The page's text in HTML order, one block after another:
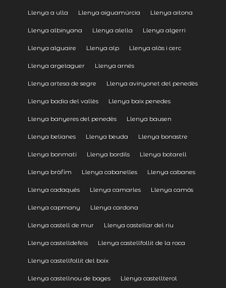
Llenya a ulla Llenya aiguamúrcia Llenya aitona
Llenya albinyana Llenya alella Llenya algerri
Llenya alguaire Llenya alp Llenya alàs i cerc
Llenya argelaguer Llenya arnés
Llenya artesa de segre Llenya avinyonet del penedès
Llenya badia del vallès Llenya baix penedes
Llenya banyeres del penedès Llenya bausen
Llenya belianes Llenya beuda Llenya bonastre
Llenya bonmati Llenya bordils Llenya botarell
Llenya bràfim Llenya cabanelles Llenya cabanes
Llenya cadaqués Llenya camarles Llenya camós
Llenya capmany Llenya cardona
Llenya castell de mur Llenya castellar del riu
Llenya castelldefels Llenya castellfollit de la roca
Llenya castellfollit del boix
Llenya castellnou de bages Llenya castellterol